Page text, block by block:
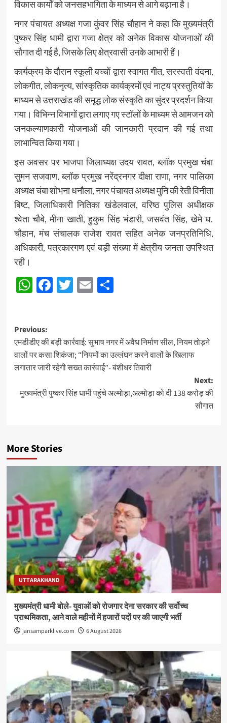
विकास कार्यों को जनसहभागिता के माध्यम से आगे बढ़ाना है।
नगर पंचायत अध्यक्ष गजा कुंवर सिंह चौहान ने कहा कि मुख्यमंत्री
पुष्कर सिंह धामी द्वारा गजा क्षेत्र को अनेक विकास योजनाओं की
सौगात दी गई है, जिसके लिए क्षेत्रवासी उनके आभारी हैं।
कार्यक्रम के दौरान स्कूली बच्चों द्वारा स्वागत गीत, सरस्वती वंदना,
लोकगीत, लोकनृत्य, सांस्कृतिक कार्यक्रमों एवं नाट्य प्रस्तुतियों के
माध्यम से उत्तराखंड की समृद्ध लोक संस्कृति का सुंदर प्रदर्शन किया
गया। विभिन्न विभागों द्वारा लगाए गए स्टॉलों के माध्यम से आमजन को
जनकल्याणकारी योजनाओं की जानकारी प्रदान की गई तथा
लाभान्वित किया गया।
इस अवसर पर भाजपा जिलाध्यक्ष उदय रावत, ब्लॉक प्रमुख चंबा
सुमन सजवाण, ब्लॉक प्रमुख नरेंद्रनगर दीक्षा राणा, नगर पालिका
अध्यक्ष चंबा शोभना धनौला, नगर पंचायत अध्यक्ष मुनि की रेती विनीता
बिष्ट, जिलाधिकारी नितिका खंडेलवाल, वरिष्ठ पुलिस अधीक्षक
श्वेता चौबे, मीना खाती, हुकुम सिंह भंडारी, जसवंत सिंह, खेमे घ.
चौहान, मंच संचालक राजेश रावत सहित अनेक जनप्रतिनिधि,
अधिकारी, पत्रकारगण एवं बड़ी संख्या में क्षेत्रीय जनता उपस्थित
रही।
WhatsApp
Facebook
Twitter
EmailShare
Post
navigation
Previous:
एमडीडीए की बड़ी कार्रवाई: सुभाष नगर में अवैध निर्माण सील, नियम तोड़ने
वालों पर कसा शिकंजा; “नियमों का उल्लंघन करने वालों के खिलाफ
लगातार जारी रहेगी सख्त कार्रवाई”- बंशीधर तिवारी
Next:
मुख्यमंत्री पुष्कर सिंह धामी पहुंचे अल्मोड़ा,अल्मोड़ा को दी 138 करोड़ की
सौगात
More Stories
UTTARAKHAND
मुख्यमंत्री धामी बोले- युवाओं को रोजगार देना सरकार की सर्वोच्च
प्राथमिकता, आने वाले महीनों में हजारों पदों पर की जाएगी भर्ती
jansamparklive.com 6 August 2026